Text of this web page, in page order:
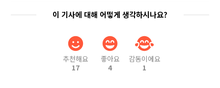
이 기사에 대해 어떻게 생각하시나요?
추천해요
17
좋아요
4
감동이에요
1